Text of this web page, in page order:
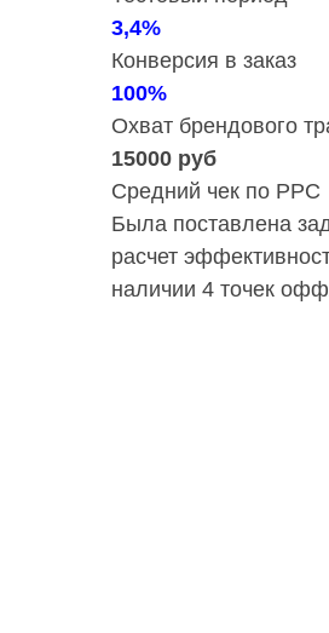
3,4%
Конверсия в заказ
100%
Охват брендового
15000 руб
Средний чек по PPC
Была поставлена
расчет
наличии 4 точек